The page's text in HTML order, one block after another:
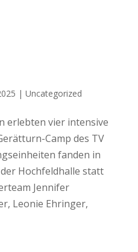
| Uncategorized
erlebten vier intensive
Camp des TV
fanden in
Hochfeldhalle statt
Jennifer
Leonie Ehringer,